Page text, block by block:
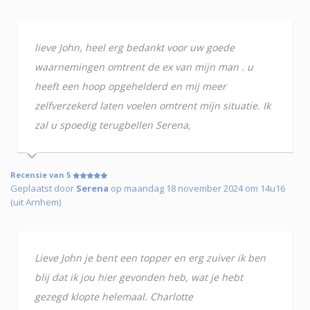
lieve John, heel erg bedankt voor uw goede
waarnemingen omtrent de ex van mijn man . u
heeft een hoop opgehelderd en mij meer
zelfverzekerd laten voelen omtrent mijn situatie. Ik
zal u spoedig terugbellen Serena,
Recensie van 5
Geplaatst door Serena op maandag 18 november 2024 om 14u16
(uit Arnhem)
Lieve John je bent een topper en erg zuiver ik ben
blij dat ik jou hier gevonden heb, wat je hebt
gezegd klopte helemaal. Charlotte